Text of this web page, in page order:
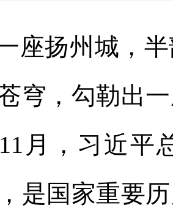
座扬州城，
穹，勾勒出
月，习近平
是国家重要